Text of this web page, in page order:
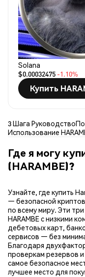
Solana
$0.00032475 -1.10%
Купить
3 Шага Руководство
Использование
Где я могу
(HARAMBE)?
Узнайте, где купить
— безопасной
по всему миру. Эти
HARAMBE с низкими
дебетовых карт,
сервисов — без
Благодаря
проверкам резервов
самое безопасное
лучшее место для